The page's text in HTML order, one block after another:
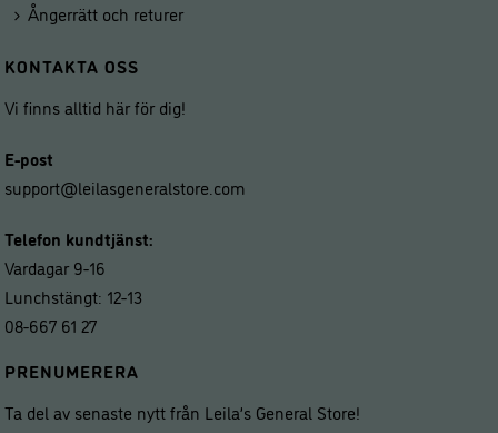
Ångerrätt och returer
KONTAKTA OSS
Vi finns alltid här för dig!
E-post
support@leilasgeneralstore.com
Telefon kundtjänst:
Vardagar 9-16
Lunchstängt: 12-13
08-667 61 27
PRENUMERERA
Ta del av senaste nytt från Leila’s General Store!